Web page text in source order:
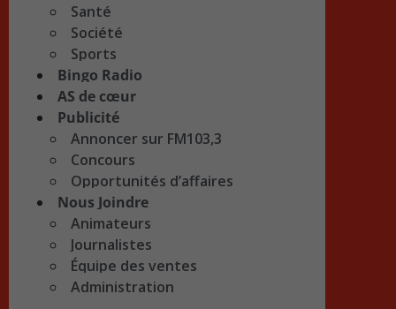
Santé
Société
Sports
Bingo Radio
AS de cœur
Publicité
Annoncer sur FM103,3
Concours
Opportunités d’affaires
Nous Joindre
Animateurs
Journalistes
Équipe des ventes
Administration